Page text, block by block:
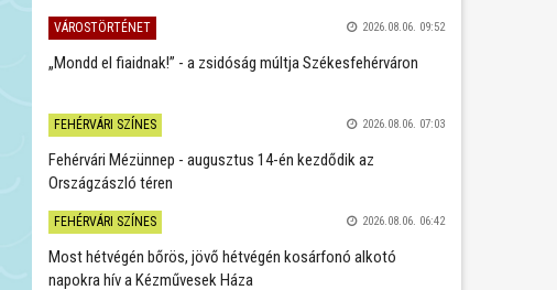
VÁROSTÖRTÉNET 2026.08.06. 09:52
„Mondd el fiaidnak!” - a zsidóság múltja Székesfehérváron
FEHÉRVÁRI SZÍNES 2026.08.06. 07:03
Fehérvári Mézünnep - augusztus 14-én kezdődik az
Országzászló téren
FEHÉRVÁRI SZÍNES 2026.08.06. 06:42
Most hétvégén bőrös, jövő hétvégén kosárfonó alkotó
napokra hív a Kézművesek Háza